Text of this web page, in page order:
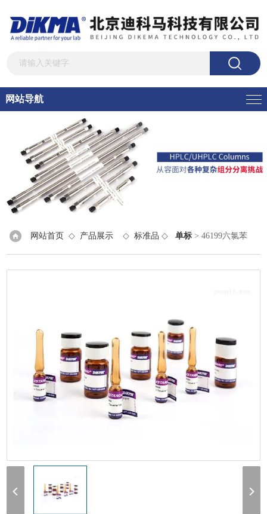
网站导航
网站首页 ◇ 产品展示 ◇标准品 ◇单标 > 46199六氯苯
[118-74-1] Hexachlorobenzene 100mg